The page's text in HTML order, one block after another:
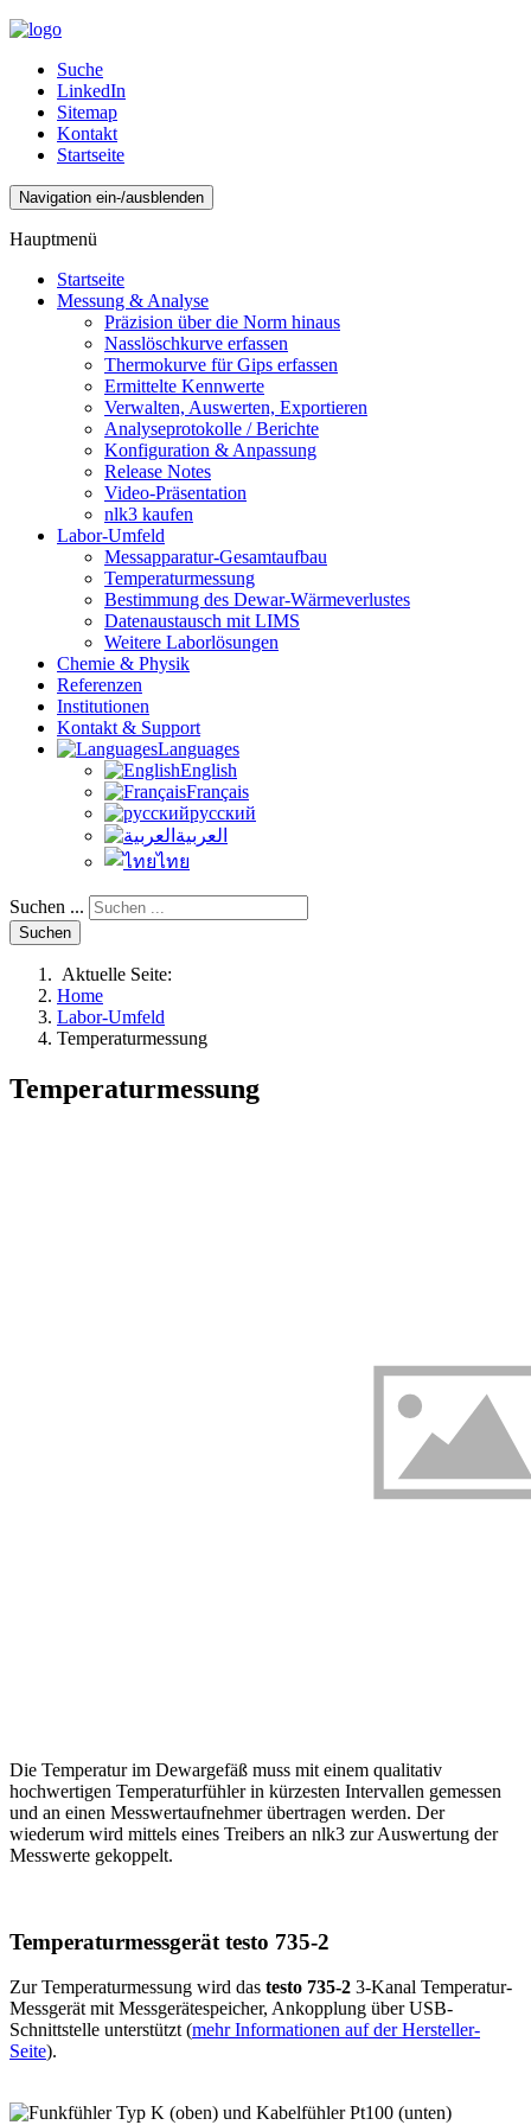
Suche
LinkedIn
Sitemap
Kontakt
Startseite
Navigation ein-/ausblenden
Hauptmenü
Startseite
Messung & Analyse
Präzision über die Norm hinaus
Nasslöschkurve erfassen
Thermokurve für Gips erfassen
Ermittelte Kennwerte
Verwalten, Auswerten, Exportieren
Analyseprotokolle / Berichte
Konfiguration & Anpassung
Release Notes
Video-Präsentation
nlk3 kaufen
Labor-Umfeld
Messapparatur-Gesamtaufbau
Temperaturmessung
Bestimmung des Dewar-Wärmeverlustes
Datenaustausch mit LIMS
Weitere Laborlösungen
Chemie & Physik
Referenzen
Institutionen
Kontakt & Support
Languages
English
Français
русский
العربية
ไทย
Suchen ...
Suchen
Aktuelle Seite:
Home
Labor-Umfeld
Temperaturmessung
Temperaturmessung
Die Temperatur im Dewargefäß muss mit einem qualitativ
hochwertigen Temperaturfühler in kürzesten Intervallen gemessen
und an einen Messwertaufnehmer übertragen werden. Der
wiederum wird mittels eines Treibers an nlk3 zur Auswertung der
Messwerte gekoppelt.
Temperaturmessgerät testo 735-2
Zur Temperaturmessung wird das testo 735-2 3-Kanal Temperatur-
Messgerät mit Messgerätespeicher, Ankopplung über USB-
Schnittstelle unterstützt (mehr Informationen auf der Hersteller-
Seite).